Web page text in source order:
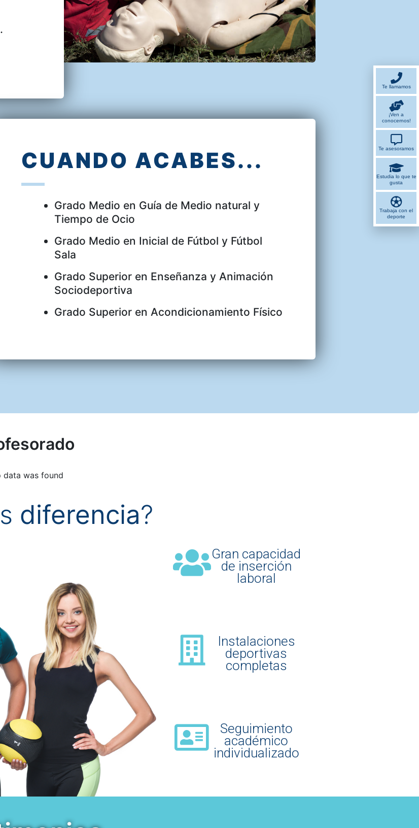
CUANDO ACABES...
Grado Medio en Guía de Medio natural y
Tiempo de Ocio
Grado Medio en Inicial de Fútbol y Fútbol
Sala
Grado Superior en Enseñanza y Animación
Sociodeportiva
Grado Superior en Acondicionamiento Físico
data was found
diferencia?
Gran capacidad
de inserción
laboral
Instalaciones
deportivas
completas
Seguimiento
académico
individualizado
Te llamamos
¡Ven a
conocernos!
Te asesoramos
Estudia lo que te
gusta
Trabaja con el
deporte